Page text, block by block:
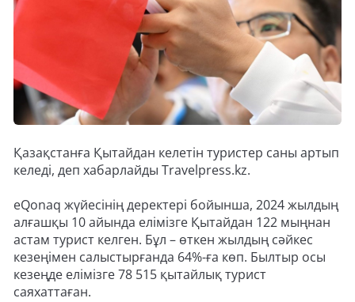
Қазақстанға Қытайдан келетін туристер саны артып
келеді, деп хабарлайды Travelpress.kz.
eQonaq жүйесінің деректері бойынша, 2024 жылдың
алғашқы 10 айында елімізге Қытайдан 122 мыңнан
астам турист келген. Бұл – өткен жылдың сәйкес
кезеңімен салыстырғанда 64%-ға көп. Былтыр осы
кезеңде елімізге 78 515 қытайлық турист
саяхаттаған.